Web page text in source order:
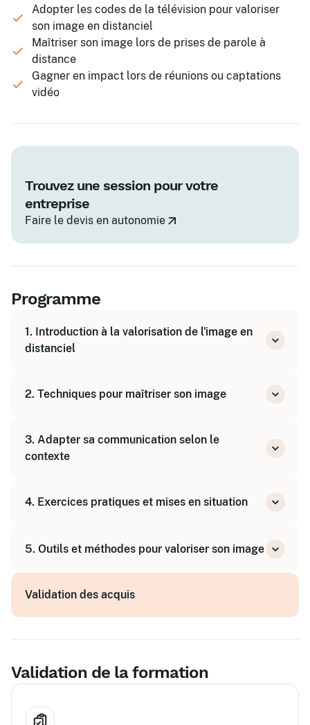
Adopter les codes de la télévision pour valoriser
son image en distanciel
Maîtriser son image lors de prises de parole à
distance
Gagner en impact lors de réunions ou captations
vidéo
Trouvez une session pour votre
entreprise
Faire le devis en autonomie
Programme
1. Introduction à la valorisation de l'image en
distanciel
Présentation des codes de la télévision
2. Techniques pour maîtriser son image
Gestion du regard et de l'expression faciale
Importance de l'éclairage et du cadrage
3. Adapter sa communication selon le
contexte
Animation de réunions à distance
4. Exercices pratiques et mises en situation
Feedbacks personnalisés du formateur
5. Outils et méthodes pour valoriser son image
Conseils pour préparer ses interventions
Stratégies pour maintenir l'attention et
Validation des acquis
Validation de la formation